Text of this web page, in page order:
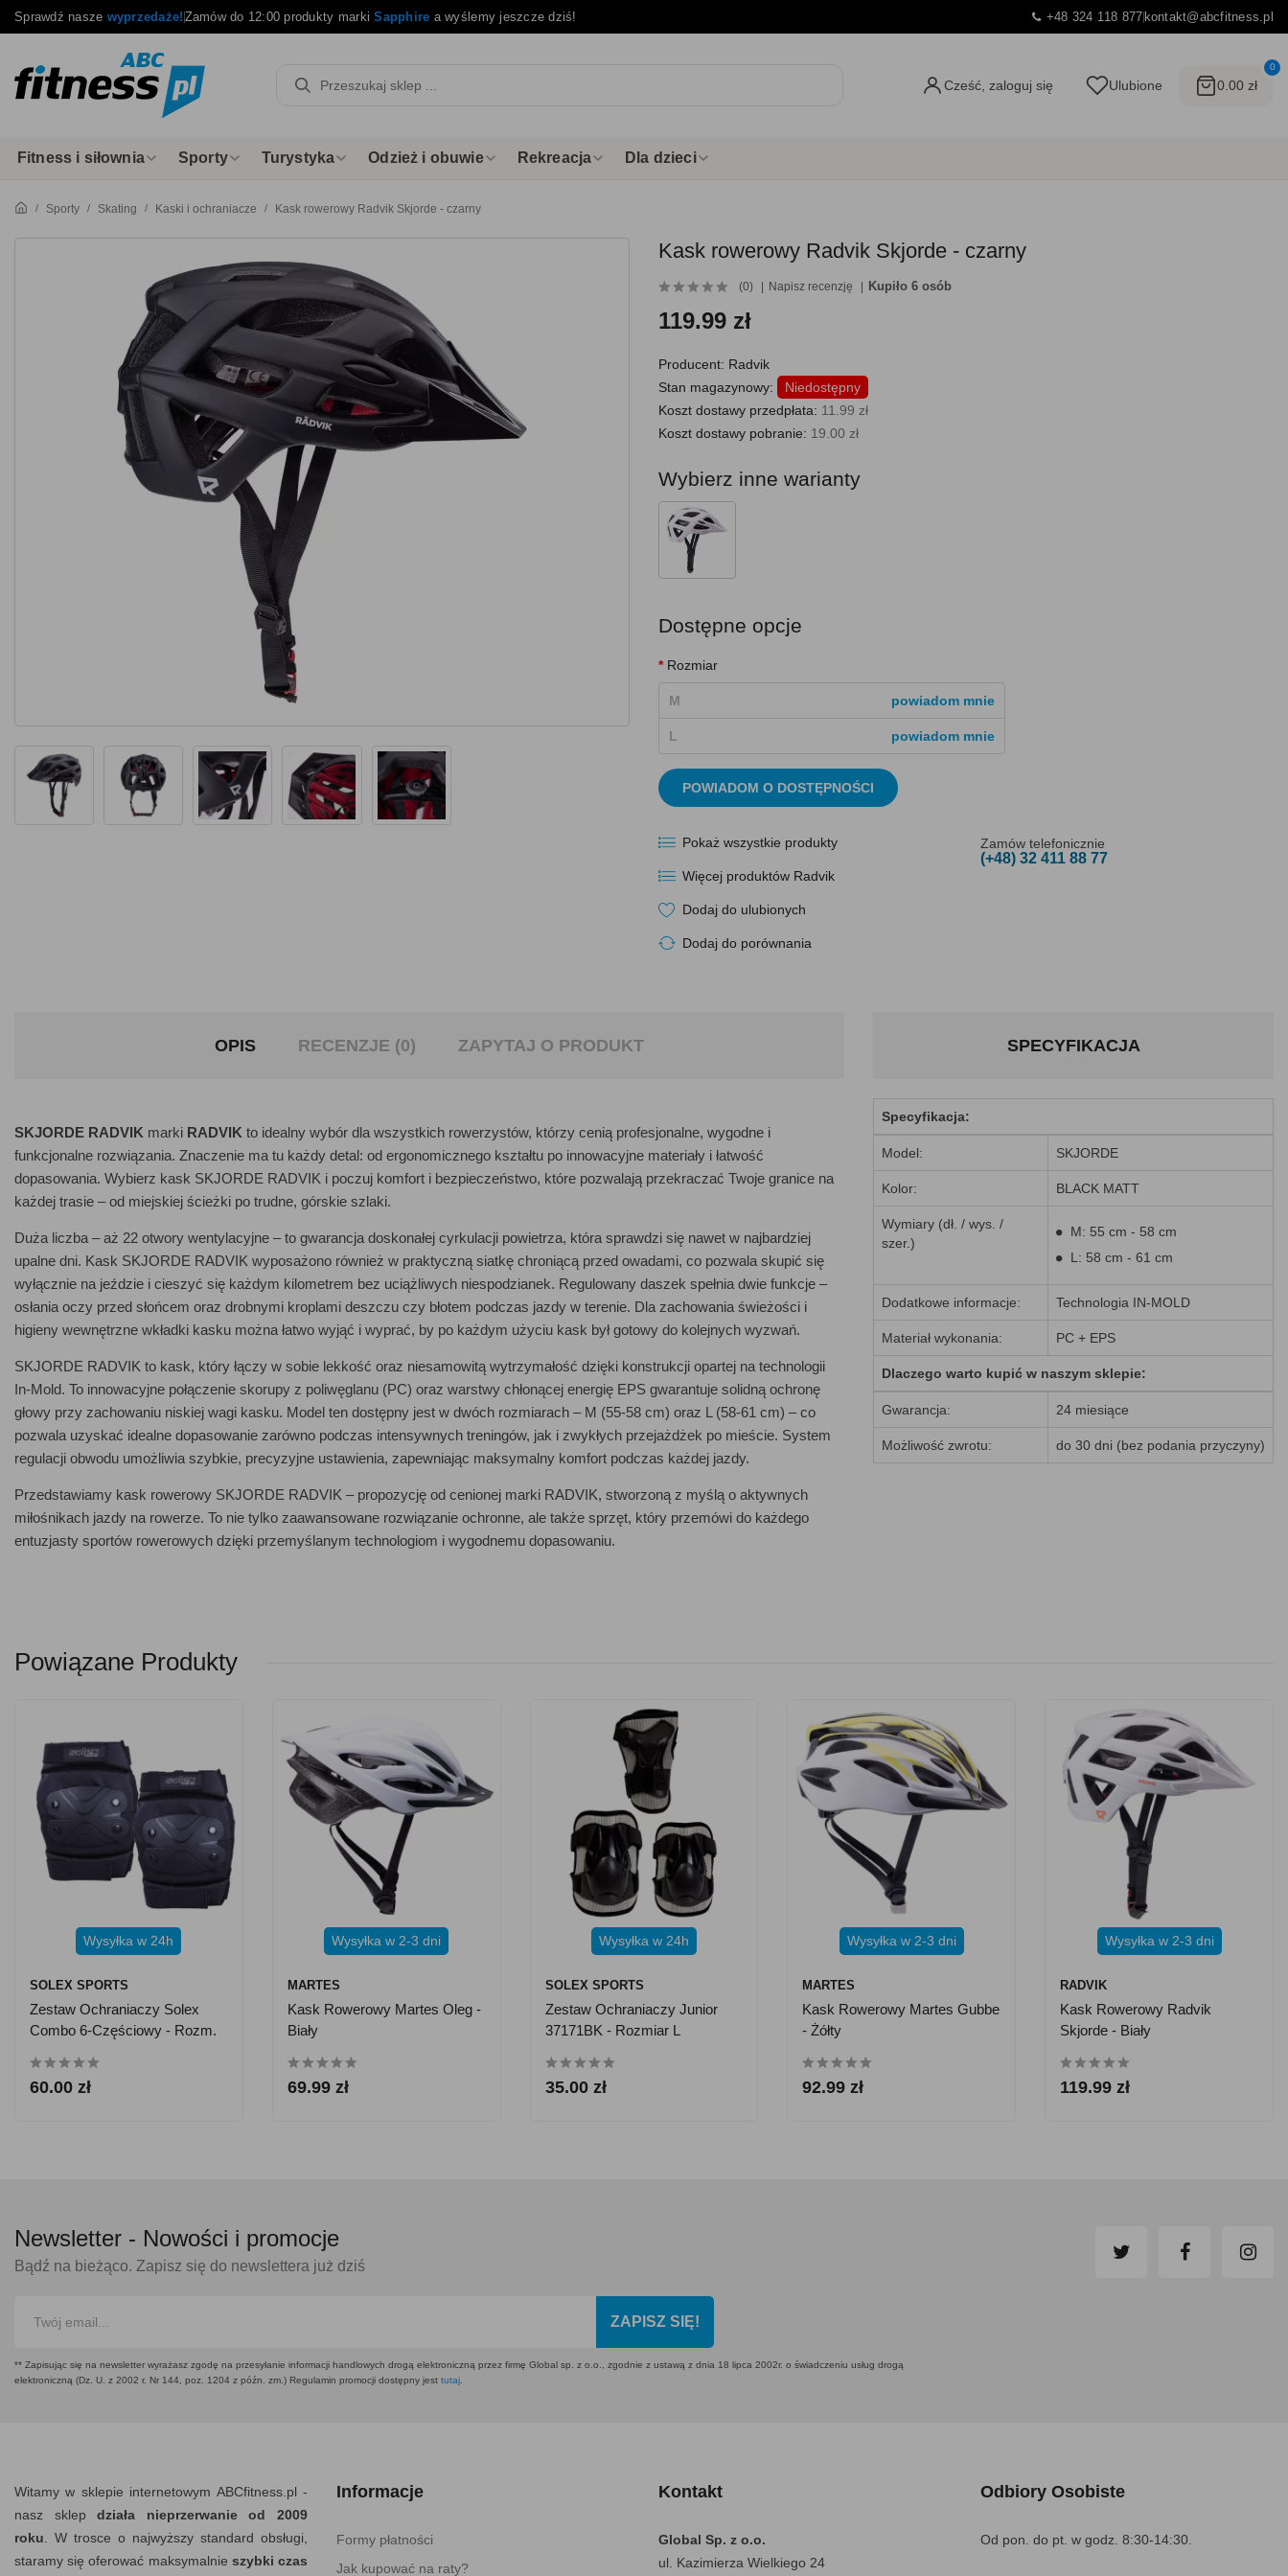
Sprawdź nasze wyprzedaże!Zamów do 12:00 produkty markiSapphire a wyślemy jeszcze dziś! +48 324 118 877kontakt@abcfitness.pl
Cześć, zaloguj się Ulubione
0
0.00 zł
Fitness i siłownia Sporty Turystyka Odzież i obuwie Rekreacja Dla dzieci
Sporty Skating Kaski i ochraniacze Kask rowerowy Radvik Skjorde - czarny
Kask rowerowy Radvik Skjorde - czarny
(0) Napisz recenzję Kupiło 6 osób
119.99 zł
Producent: Radvik
Stan magazynowy:
Niedostępny
Koszt dostawy przedpłata: 11.99 zł
Koszt dostawy pobranie: 19.00 zł
Wybierz inne warianty
Dostępne opcje
Rozmiar
M powiadom mnie
L powiadom mnie
POWIADOM O DOSTĘPNOŚCI
Pokaż wszystkie produkty
Więcej produktów Radvik
Dodaj do ulubionych
Dodaj do porównania
Zamów telefonicznie
(+48) 32 411 88 77
OPIS RECENZJE (0) ZAPYTAJ O PRODUKT
SKJORDE RADVIK marki RADVIK to idealny wybór dla wszystkich rowerzystów, którzy cenią profesjonalne, wygodne i
funkcjonalne rozwiązania. Znaczenie ma tu każdy detal: od ergonomicznego kształtu po innowacyjne materiały i łatwość
dopasowania. Wybierz kask SKJORDE RADVIK i poczuj komfort i bezpieczeństwo, które pozwalają przekraczać Twoje granice na
każdej trasie – od miejskiej ścieżki po trudne, górskie szlaki.
Duża liczba – aż 22 otwory wentylacyjne – to gwarancja doskonałej cyrkulacji powietrza, która sprawdzi się nawet w najbardziej
upalne dni. Kask SKJORDE RADVIK wyposażono również w praktyczną siatkę chroniącą przed owadami, co pozwala skupić się
wyłącznie na jeździe i cieszyć się każdym kilometrem bez uciążliwych niespodzianek. Regulowany daszek spełnia dwie funkcje –
osłania oczy przed słońcem oraz drobnymi kroplami deszczu czy błotem podczas jazdy w terenie. Dla zachowania świeżości i
higieny wewnętrzne wkładki kasku można łatwo wyjąć i wyprać, by po każdym użyciu kask był gotowy do kolejnych wyzwań.
SKJORDE RADVIK to kask, który łączy w sobie lekkość oraz niesamowitą wytrzymałość dzięki konstrukcji opartej na technologii
In-Mold. To innowacyjne połączenie skorupy z poliwęglanu (PC) oraz warstwy chłonącej energię EPS gwarantuje solidną ochronę
głowy przy zachowaniu niskiej wagi kasku. Model ten dostępny jest w dwóch rozmiarach – M (55-58 cm) oraz L (58-61 cm) – co
pozwala uzyskać idealne dopasowanie zarówno podczas intensywnych treningów, jak i zwykłych przejażdżek po mieście. System
regulacji obwodu umożliwia szybkie, precyzyjne ustawienia, zapewniając maksymalny komfort podczas każdej jazdy.
Przedstawiamy kask rowerowy SKJORDE RADVIK – propozycję od cenionej marki RADVIK, stworzoną z myślą o aktywnych
miłośnikach jazdy na rowerze. To nie tylko zaawansowane rozwiązanie ochronne, ale także sprzęt, który przemówi do każdego
entuzjasty sportów rowerowych dzięki przemyślanym technologiom i wygodnemu dopasowaniu.
SPECYFIKACJA
Specyfikacja:
Model: SKJORDE
Kolor: BLACK MATT
Wymiary (dł. / wys. /
szer.)
M: 55 cm - 58 cm
L: 58 cm - 61 cm
Dodatkowe informacje: Technologia IN-MOLD
Materiał wykonania: PC + EPS
Dlaczego warto kupić w naszym sklepie:
Gwarancja: 24 miesiące
Możliwość zwrotu: do 30 dni (bez podania przyczyny)
Powiązane Produkty
Wysyłka w 24h
SOLEX SPORTS
Zestaw Ochraniaczy Solex
Combo 6-Częściowy - Rozm.
60.00 zł
Wysyłka w 2-3 dni
MARTES
Kask Rowerowy Martes Oleg -
Biały
69.99 zł
Wysyłka w 24h
SOLEX SPORTS
Zestaw Ochraniaczy Junior
37171BK - Rozmiar L
35.00 zł
Wysyłka w 2-3 dni
MARTES
Kask Rowerowy Martes Gubbe
- Żółty
92.99 zł
Wysyłka w 2-3 dni
RADVIK
Kask Rowerowy Radvik
Skjorde - Biały
119.99 zł
Newsletter - Nowości i promocje
Bądź na bieżąco. Zapisz się do newslettera już dziś
ZAPISZ SIĘ!
** Zapisując się na newsletter wyrażasz zgodę na przesyłanie informacji handlowych drogą elektroniczną przez firmę Global sp. z o.o., zgodnie z ustawą z dnia 18 lipca 2002r. o świadczeniu usług drogą
elektroniczną (Dz. U. z 2002 r. Nr 144, poz. 1204 z późn. zm.) Regulamin promocji dostępny jest tutaj
Witamy w sklepie internetowym ABCfitness.pl -
nasz sklepdziała nieprzerwanie od 2009
roku . W trosce o najwyższy standard obsługi,
staramy się oferować maksymalnie szybki czas
Informacje
Formy płatności
Jak kupować na raty?
Kontakt
Global Sp. z o.o.
ul. Kazimierza Wielkiego 24
Odbiory Osobiste
Od pon. do pt. w godz. 8:30-14:30.